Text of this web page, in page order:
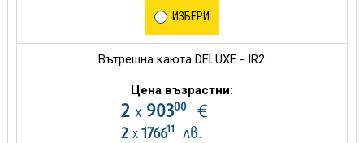
ИЗБЕРИ
Вътрешна каюта DELUXE - IR2
Цена възрастни:
2 х 90300€
2 х 176611 лв.